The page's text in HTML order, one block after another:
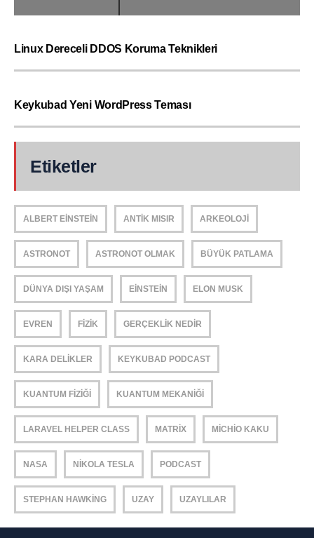
Linux Dereceli DDOS Koruma Teknikleri
Keykubad Yeni WordPress Teması
Etiketler
ALBERT EINSTEIN ANTIK MISIR ARKEOLOJI
ASTRONOT ASTRONOT OLMAK BÜYÜK PATLAMA
DÜNYA DIŞI YAŞAM EINSTEIN ELON MUSK
EVREN FIZIK GERÇEKLIK NEDIR
KARA DELIKLER KEYKUBAD PODCAST
KUANTUM FIZIĞI KUANTUM MEKANIĞI
LARAVEL HELPER CLASS MATRIX MICHIO KAKU
NASA NIKOLA TESLA PODCAST
STEPHAN HAWKING UZAY UZAYLILAR